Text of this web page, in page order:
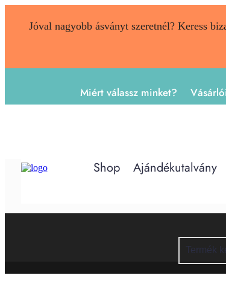
Jóval nagyobb ásványt szeretnél? Keress
Miért válassz minket?
Shop Ajándékutalvány